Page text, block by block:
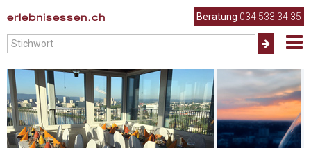
erlebnisessen.ch Beratung 034 533 34 35